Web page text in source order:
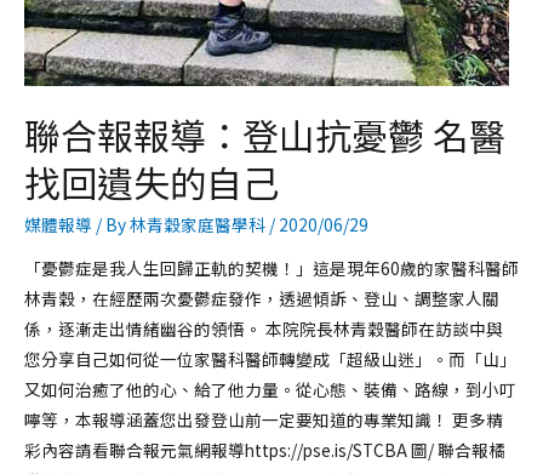
聯合報報導：登山抗憂鬱 名醫
找回遺失的自己
媒體報導 / By林青穀家庭醫學科 / 2020/06/29
「憂鬱症是我人生回歸正軌的契機！」這是現年60歲的家醫科醫師
林青穀，在經歷兩次憂鬱症發作，透過傾訴、登山、調整家人關
係，逐漸走出情緒幽谷的領悟。 本院院長林青穀醫師在訪談中與
您分享自己如何從一位家醫科醫師轉變成「超級山迷」。而「山」
又如何治癒了他的心、給了他力量。從心態、裝備、路線，到小叮
嚀等，本報導涵蓋您出發登山前一定要知道的專業知識！ 更多精
彩內容請看聯合報元氣網報導https://pse.is/STCBA 圖/ 聯合報橘